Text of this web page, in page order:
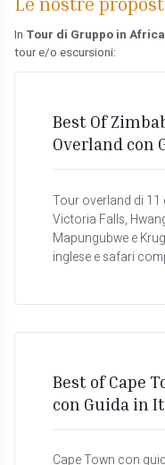
In Tour di Gruppo in
tour e/o escursioni:
Best Of
Overland con
Tour overland di
Victoria Falls,
Mapungubwe e
inglese e safari
Best of Cape
con Guida in
Cape Town con